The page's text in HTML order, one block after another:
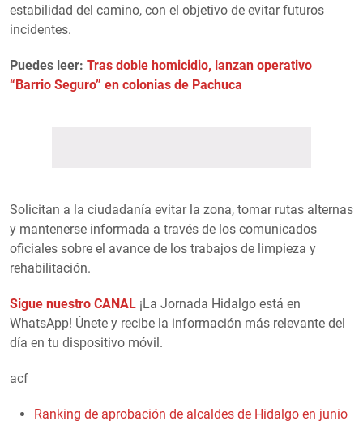
estabilidad del camino, con el objetivo de evitar futuros
incidentes.
Puedes leer: Tras doble homicidio, lanzan operativo
“Barrio Seguro” en colonias de Pachuca
Solicitan a la ciudadanía evitar la zona, tomar rutas alternas
y mantenerse informada a través de los comunicados
oficiales sobre el avance de los trabajos de limpieza y
rehabilitación.
Sigue nuestro CANAL ¡La Jornada Hidalgo está en
WhatsApp! Únete y recibe la información más relevante del
día en tu dispositivo móvil.
acf
Ranking de aprobación de alcaldes de Hidalgo en junio